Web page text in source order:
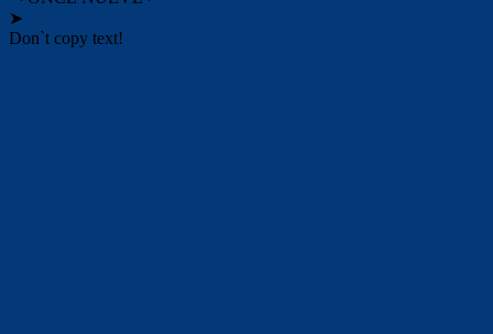
➤
Don`t copy text!